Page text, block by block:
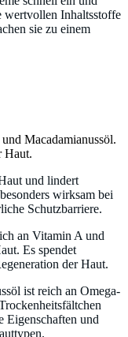
wertvollen Inhaltsstoffe
sie zu einem
Macadamianussöl.
Haut.
und lindert
wirksam bei
Schutzbarriere.
an Vitamin A und
Es spendet
der Haut.
ist reich an Omega-
Eigenschaften und